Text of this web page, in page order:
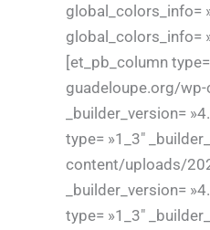
global_colors_info=
global_colors_info=
[et_pb_column
guadeloupe.org/
_builder_version=
type= »1_3″
content/uploads/
_builder_version=
type= »1_3″